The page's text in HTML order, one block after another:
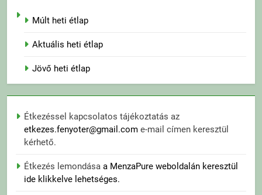
Múlt heti étlap
Aktuális heti étlap
Jövő heti étlap
Étkezéssel kapcsolatos tájékoztatás az
etkezes.fenyoter@gmail.com e-mail címen keresztül
kérhető.
Étkezés lemondása a MenzaPure weboldalán keresztül
ide klikkelve lehetséges.